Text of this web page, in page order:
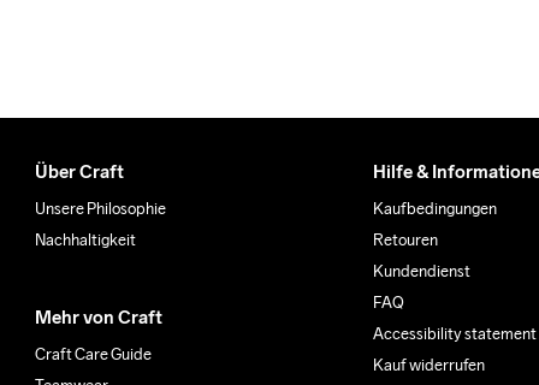
Über Craft
Unsere Philosophie
Nachhaltigkeit
Mehr von Craft
Craft Care Guide
Hilfe &
Kaufbedingungen
Retouren
Kundendienst
FAQ
Accessibility statement
Kauf widerrufen